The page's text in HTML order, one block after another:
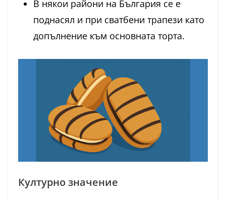
В някои райони на България се е
поднасял и при сватбени трапези като
допълнение към основната торта.
Културно значение